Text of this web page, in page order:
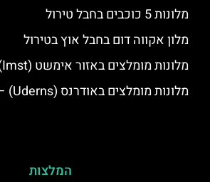
מלונות 5 כוכבים בחבל טירול
מלון אקווה דום בחבל אוץ בטירול
מלונות מומלצים באזור אימשט (Imst)
מלונות מומלצים באודרנס (Uderns) – עמק צילרטל
המלצות